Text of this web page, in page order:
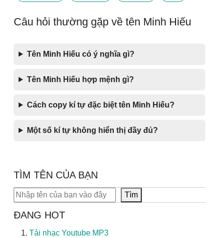
Câu hỏi thường gặp về tên Minh Hiếu
Tên Minh Hiếu có ý nghĩa gì?
Tên Minh Hiếu hợp mệnh gì?
Cách copy kí tự đặc biệt tên Minh Hiếu?
Một số kí tự không hiển thị đầy đủ?
TÌM TÊN CỦA BẠN
Tìm kiếm Tìm
ĐANG HOT
Tải nhạc Youtube MP3